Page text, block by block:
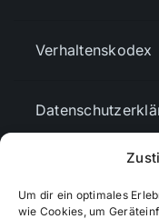
Um dir ein optimales
wie Cookies, um
Verhaltenskodex